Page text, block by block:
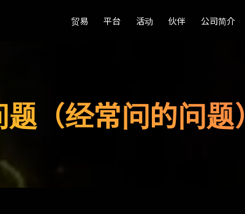
贸易 平台 活动 伙伴 公司简介
（经常问的问题）
贸易 平台 活动 伙伴 公司简介